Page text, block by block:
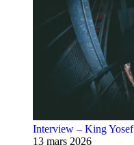
Interview – King Yosef
13 mars 2026